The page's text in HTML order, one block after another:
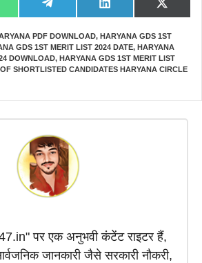
Share
on
e
e
g
r
a
Share
on
L
i
k
e
d
I
Share
on
X
(
w
i
t
t
)
PDF DOWNLOAD, HARYANA GDS 1ST
GDS 1ST MERIT LIST 2024 DATE, HARYANA
DOWNLOAD, HARYANA GDS 1ST MERIT LIST
SHORTLISTED CANDIDATES HARYANA CIRCLE
पर एक अनुभवी कंटेंट राइटर हैं,
जानकारी जैसे सरकारी नौकरी,